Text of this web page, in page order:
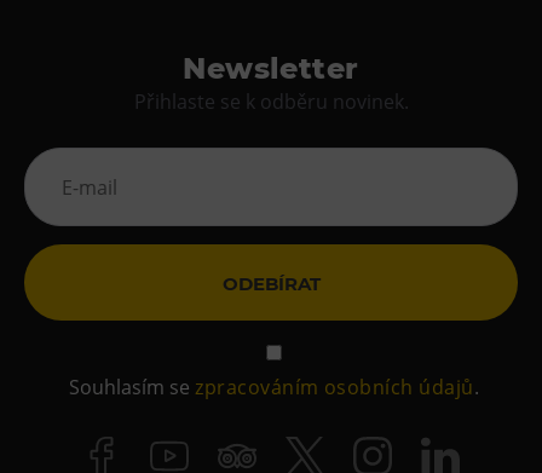
Newsletter
Přihlaste se k odběru novinek.
ODEBÍRAT
Souhlasím sezpracováním osobních údajů.